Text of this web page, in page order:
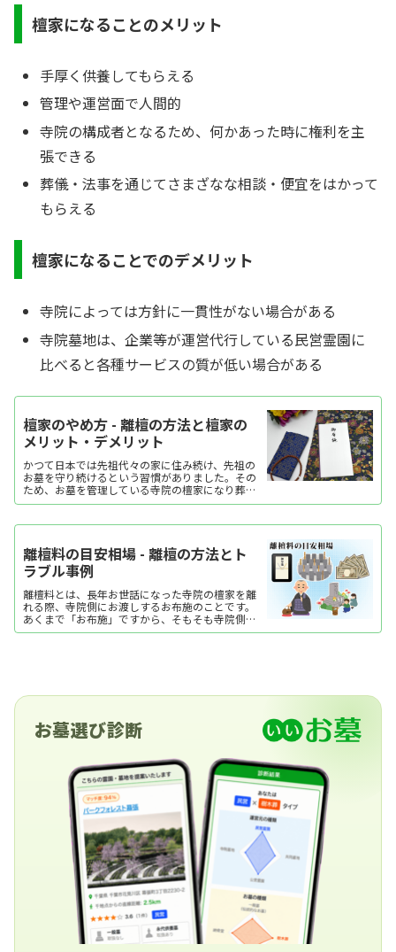
檀家になることのメリット
手厚く供養してもらえる
管理や運営面で人間的
寺院の構成者となるため、何かあった時に権利を主
張できる
葬儀・法事を通じてさまざなな相談・便宜をはかって
もらえる
檀家になることでのデメリット
寺院によっては方針に一貫性がない場合がある
寺院墓地は、企業等が運営代行している民営霊園に
比べると各種サービスの質が低い場合がある
檀家のやめ方 - 離檀の方法と檀家の
メリット・デメリット
かつて日本では先祖代々の家に住み続け、先祖の
お墓を守り続けるという習慣がありました。その
ため、お墓を管理している寺院の檀家になり葬儀
や法事を行うのが通常でした。しかし、核家族化
います。檀家であるこ...
離檀料の目安相場 - 離檀の方法とト
ラブル事例
離檀料とは、長年お世話になった寺院の檀家を離
れる際、寺院側にお渡しするお布施のことです。
あくまで「お布施」ですから、そもそも寺院側に
は離檀料の支払いにおいて具体的な請求をする権
る必要があります。 そこで今回は、離檀料の意義
お墓選び診断